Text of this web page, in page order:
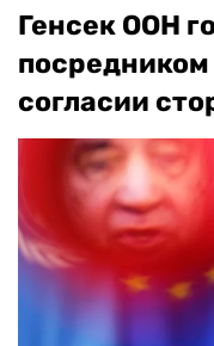
Генсек ООН
согласии